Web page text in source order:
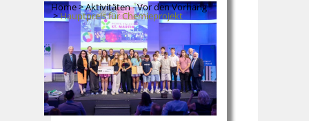
Home>Aktivitäten - Vor den Vorhang
>Hauptpreis für Chemieprojekt